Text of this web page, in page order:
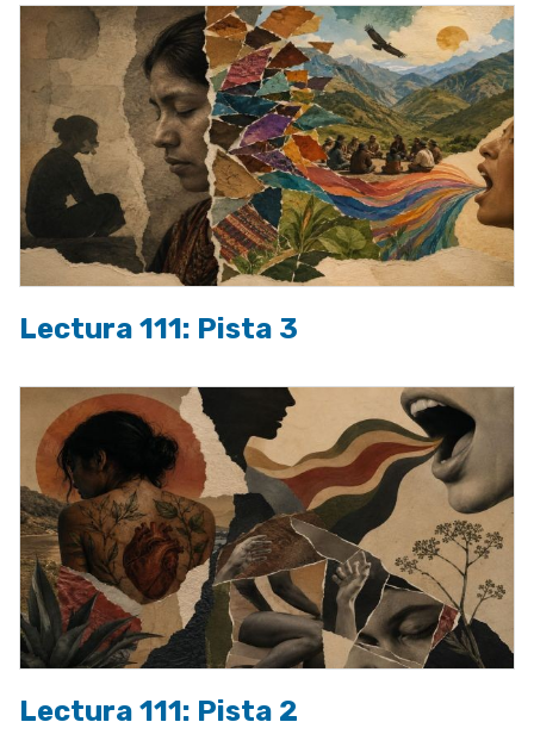
Lectura 111: Pista 3
Lectura 111: Pista 2